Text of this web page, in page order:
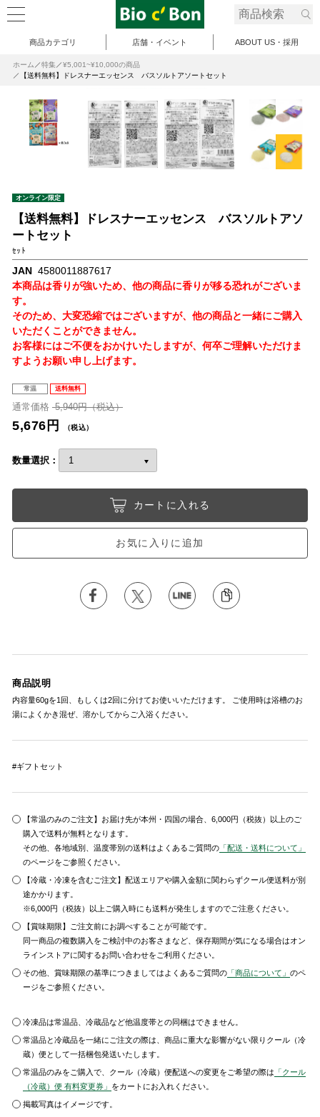
商品カテゴリ 店舗・イベント ABOUT US・採用
ホーム 特集
¥5,001~¥10,000の商品
【送料無料】ドレスナーエッセンス バスソルトアソートセット
オンライン限定
【送料無料】ドレスナーエッセンス バスソルトアソ
ートセット
ｾｯﾄ
JAN 4580011887617
本商品は香りが強いため、他の商品に香りが移る恐れがございま
す。
そのため、大変恐縮ではございますが、他の商品と一緒にご購入
いただくことができません。
お客様にはご不便をおかけいたしますが、何卒ご理解いただけま
すようお願い申し上げます。
常温 送料無料
通常価格 5,940円（税込）
5,676円 （税込）
数量選択：
カートに入れる
お気に入りに追加
商品説明
内容量60gを1回、もしくは2回に分けてお使いいただけます。 ご使用時は浴槽のお
湯によくかき混ぜ、溶かしてからご入浴ください。
#ギフトセット
【常温のみのご注文】お届け先が本州・四国の場合、6,000円（税抜）以上のご
購入で送料が無料となります。
その他、各地域別、温度帯別の送料はよくあるご質問の 「配送・送料について」
のページをご参照ください。
【冷蔵・冷凍を含むご注文】配送エリアや購入金額に関わらずクール便送料が別
途かかります。
※6,000円（税抜）以上ご購入時にも送料が発生しますのでご注意ください。
【賞味期限】ご注文前にお調べすることが可能です。
同一商品の複数購入をご検討中のお客さまなど、保存期間が気になる場合はオン
ラインストアに関するお問い合わせをご利用ください。
その他、賞味期限の基準につきましてはよくあるご質問の 「商品について」のペ
ージをご参照ください。
冷凍品は常温品、冷蔵品など他温度帯との同梱はできません。
常温品と冷蔵品を一緒にご注文の際は、商品に重大な影響がない限りクール（冷
蔵）便として一括梱包発送いたします。
常温品のみをご購入で、クール（冷蔵）便配送への変更をご希望の際は 「クール
（冷蔵）便 有料変更券」 をカートにお入れください。
掲載写真はイメージです。